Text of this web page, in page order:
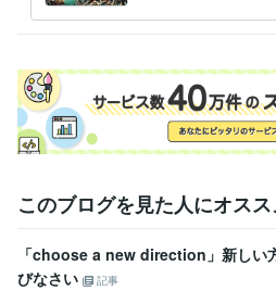
自分を愛せるようになると
世界が一気に輝きだすんです！
自信が生まれる、人間関係が良くなる
仕事も良い流れになる、愛を持って他者
そんな幸せの連鎖を起こせるのが「セル
マーケティング / 広告・宣伝・プロモー
カスタマーサポート・カスタマーサク
営
経験年数 : 3年
ライフスタイル・その他 / 占い師
このブログを見た人にオスス
「choose a new direction」新しい
びなさい
記事